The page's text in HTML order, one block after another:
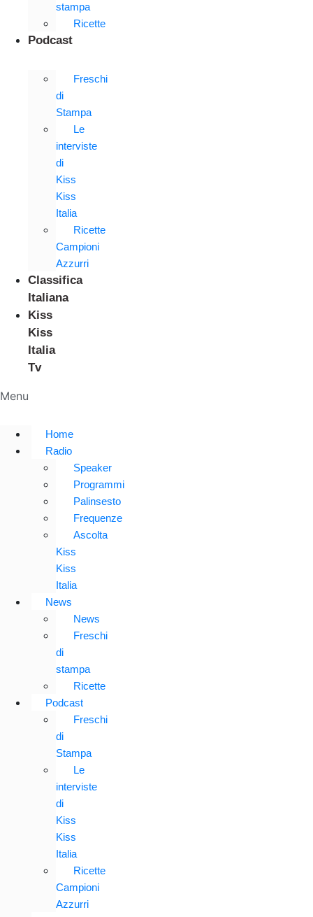
stampa
Ricette
Podcast
Freschi
di
Stampa
Le
interviste
di
Kiss
Kiss
Italia
Ricette
Campioni
Azzurri
Classifica
Italiana
Kiss
Kiss
Italia
Tv
Menu
Home
Radio
Speaker
Programmi
Palinsesto
Frequenze
Ascolta
Kiss
Kiss
Italia
News
News
Freschi
di
stampa
Ricette
Podcast
Freschi
di
Stampa
Le
interviste
di
Kiss
Kiss
Italia
Ricette
Campioni
Azzurri